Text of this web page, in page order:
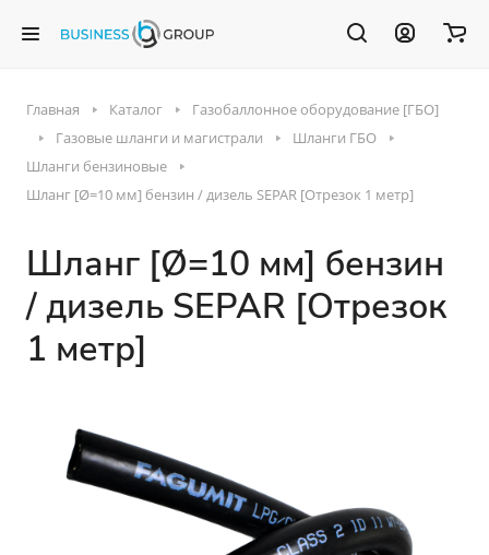
Главная Каталог
Газобаллонное оборудование [ГБО]
Газовые шланги и магистрали
Шланги ГБО
Шланги бензиновые
Шланг [Ø=10 мм] бензин / дизель SEPAR [Отрезок 1 метр]
Шланг [Ø=10 мм] бензин
/ дизель SEPAR [Отрезок
1 метр]